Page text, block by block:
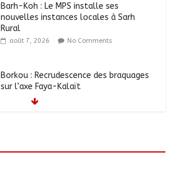
Barh-Koh : Le MPS installe ses
nouvelles instances locales à Sarh
Rural
août 7, 2026 No Comments
Borkou : Recrudescence des braquages
sur l’axe Faya-Kalaït
août 7, 2026
des chantiers municipaux